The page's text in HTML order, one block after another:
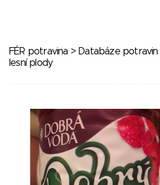
FÉR potravina > Databáze potravin
lesní plody